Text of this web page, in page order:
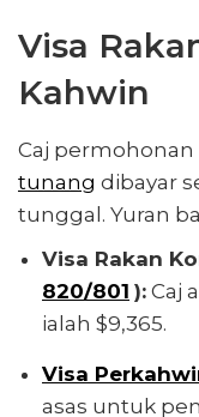
Visa
Kahwin
Caj
tunang dibayar
tunggal. Yuran
Visa Rakan
820/801 ): Caj
ialah $9,365.
Visa
asas untuk